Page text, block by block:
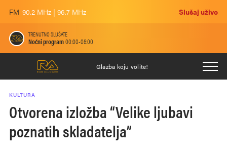
FM 90.2 MHz | 96.7 MHz Slušaj uživo
TRENUTNO SLUŠATE
Noćni program00:00-06:00
Glazba koju volite!
KULTURA
Otvorena izložba “Velike ljubavi
poznatih skladatelja”